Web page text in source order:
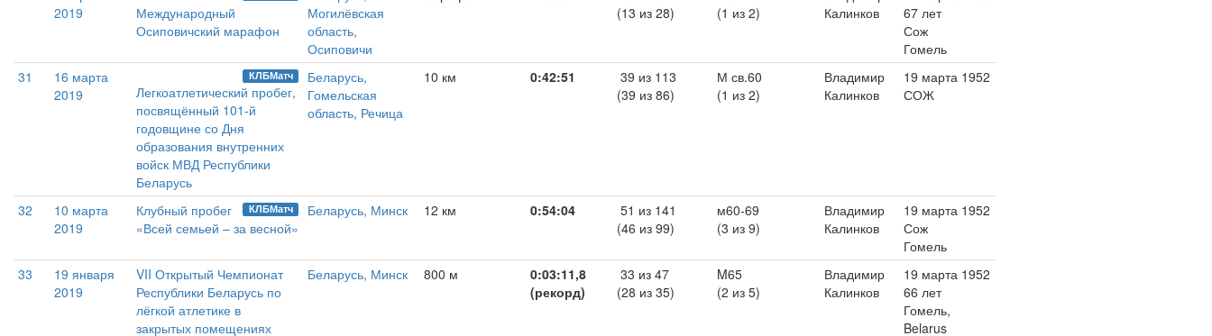
2019
Международный
Осиповичский марафон
Могилёвская
область,
Осиповичи
(13 из 28)
(1 из 2)
Калинков
67 лет
Сож
Гомель
31
16 марта
2019
КЛБМатч
Легкоатлетический пробег,
посвящённый 101-й
годовщине со Дня
образования внутренних
войск МВД Республики
Беларусь
Беларусь,
Гомельская
область, Речица
10 км 0:42:51
39 из 113
(39 из 86)
М св.60
(1 из 2)
Владимир
Калинков
19 марта 1952
СОЖ
32
10 марта
2019
КЛБМатч
Клубный пробег
«Всей семьей – за весной»
Беларусь, Минск 12 км 0:54:04
51 из 141
(46 из 99)
м60-69
(3 из 9)
Владимир
Калинков
19 марта 1952
Сож
Гомель
33
19 января
2019
VII Открытый Чемпионат
Республики Беларусь по
лёгкой атлетике в
закрытых помещениях
Беларусь, Минск 800 м
0:03:11,8
(рекорд)
33 из 47
(28 из 35)
M65
(2 из 5)
Владимир
Калинков
19 марта 1952
66 лет
Гомель,
Belarus